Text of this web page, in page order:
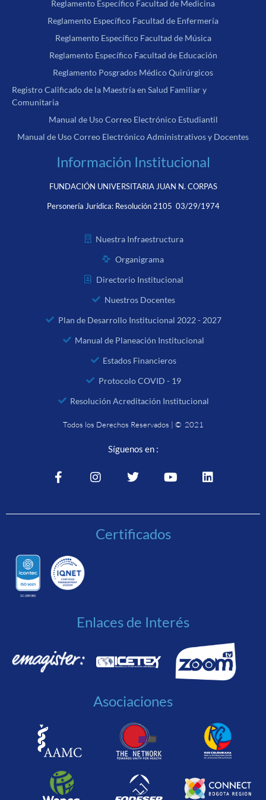
Reglamento Específico Facultad de Medicina
Reglamento Específico Facultad de Enfermería
Reglamento Específico Facultad de Música
Reglamento Específico Facultad de Educación
Reglamento Posgrados Médico Quirúrgicos
Registro Calificado de la Maestría en Salud Familiar y
Comunitaria
Manual de Uso Correo Electrónico Estudiantil
Manual de Uso Correo Electrónico Administrativos y Docentes
Información Institucional
FUNDACIÓN UNIVERSITARIA JUAN N. CORPAS
Personería Jurídica: Resolución 2105 03/29/1974
Nuestra Infraestructura
Organigrama
Directorio Institucional
Nuestros Docentes
Plan de Desarrollo Institucional 2022 - 2027
Manual de Planeación Institucional
Estados Financieros
Protocolo COVID - 19
Resolución Acreditación Institucional
Todos los Derechos Reservados | © 2021
Síguenos en :
Certificados
Enlaces de Interés
Asociaciones